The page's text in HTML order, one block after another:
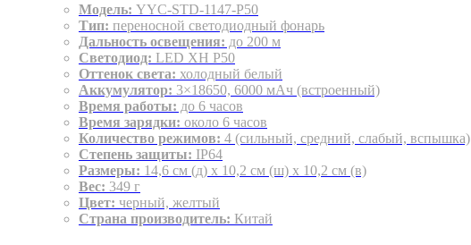
Модель: YYC-STD-1147-P50
Тип: переносной светодиодный фонарь
Дальность освещения: до 200 м
Светодиод: LED XH P50
Оттенок света: холодный белый
Аккумулятор: 3×18650, 6000 мАч (встроенный)
Время работы: до 6 часов
Время зарядки: около 6 часов
Количество режимов: 4 (сильный, средний, слабый, вспышка)
Степень защиты: IP64
Размеры: 14,6 см (д) x 10,2 см (ш) x 10,2 см (в)
Вес: 349 г
Цвет: черный, желтый
Страна производитель: Китай